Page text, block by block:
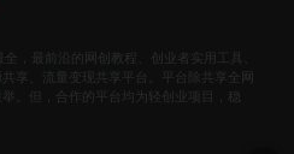
，最前沿的网创教程、创业者实用工具、
享、流量变现共享平台。平台除共享全网
。但，合作的平台均为轻创业项目，稳